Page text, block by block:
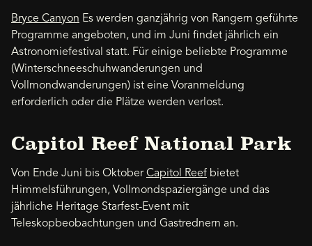
Bryce Canyon Es werden ganzjährig von Rangern geführte
Programme angeboten, und im Juni findet jährlich ein
Astronomiefestival statt. Für einige beliebte Programme
(Winterschneeschuhwanderungen und
Vollmondwanderungen) ist eine Voranmeldung
erforderlich oder die Plätze werden verlost.
Capitol Reef National Park
Von Ende Juni bis OktoberCapitol Reef bietet
Himmelsführungen, Vollmondspaziergänge und das
jährliche Heritage Starfest-Event mit
Teleskopbeobachtungen und Gastrednern an.